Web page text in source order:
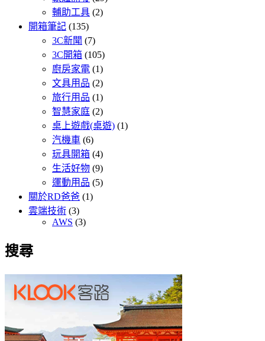
輔助工具 (2)
開箱筆記 (135)
3C新聞 (7)
3C開箱 (105)
廚房家電 (1)
文具用品 (2)
旅行用品 (1)
智慧家庭 (2)
桌上遊戲(桌遊) (1)
汽機車 (6)
玩具開箱 (4)
生活好物 (9)
運動用品 (5)
關於RD爸爸 (1)
雲端技術 (3)
AWS (3)
搜尋